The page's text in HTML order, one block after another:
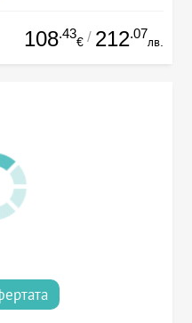
108.43
€ / 212.07
лв.